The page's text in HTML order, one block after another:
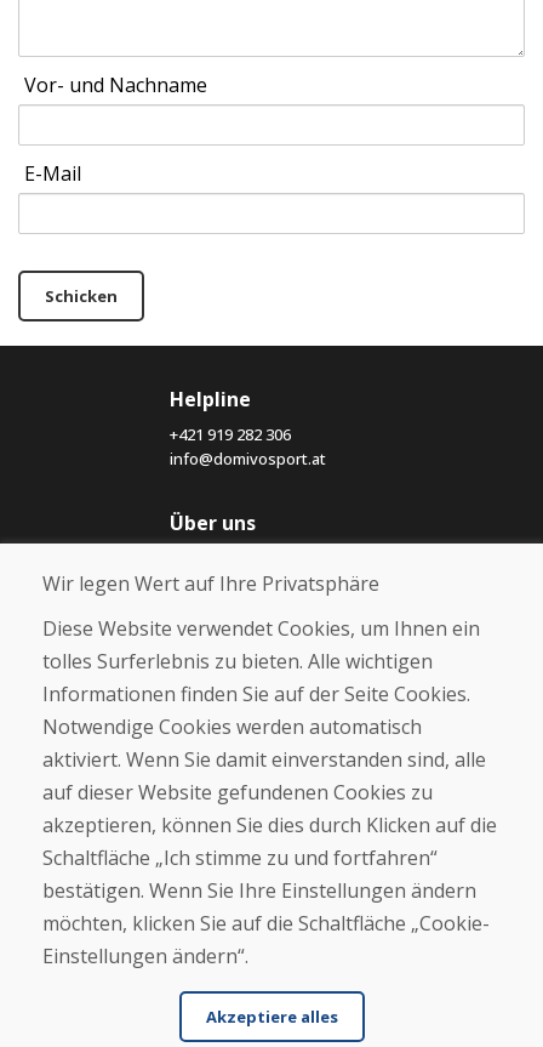
Vor- und Nachname
E-Mail
Schicken
Helpline
+421 919 282 306
info@domivosport.at
Über uns
Über uns
Kontakt
Kaufen
E-Shop
Geschäftsbedingungen
Zahlung
Beschwerde
Rückgabe und Umtausch von Waren
Cookies
Wir legen Wert auf Ihre Privatsphäre
Diese Website verwendet Cookies, um Ihnen ein
tolles Surferlebnis zu bieten. Alle wichtigen
Informationen finden Sie auf der Seite Cookies.
Notwendige Cookies werden automatisch
aktiviert. Wenn Sie damit einverstanden sind, alle
auf dieser Website gefundenen Cookies zu
akzeptieren, können Sie dies durch Klicken auf die
Schaltfläche „Ich stimme zu und fortfahren“
bestätigen. Wenn Sie Ihre Einstellungen ändern
möchten, klicken Sie auf die Schaltfläche „Cookie-
Einstellungen ändern“.
Akzeptiere alles